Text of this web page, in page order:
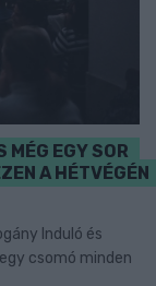
MÉG EGY SOR
A HÉTVÉGÉN
Induló és
csomó minden